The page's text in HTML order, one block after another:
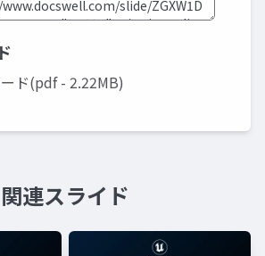
ド(pdf - 2.22MB)
関連スライド